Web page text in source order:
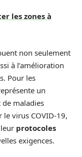
les zones à
non seulement
à l’amélioration
Pour les
un
de maladies
le virus COVID-19,
protocoles
exigences.